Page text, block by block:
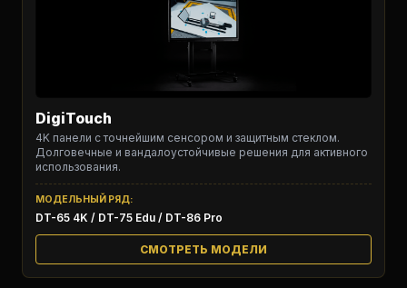
DigiTouch
4K панели с точнейшим сенсором и защитным стеклом.
Долговечные и вандалоустойчивые решения для активного
использования.
МОДЕЛЬНЫЙ РЯД:
DT-65 4K / DT-75 Edu / DT-86 Pro
СМОТРЕТЬ МОДЕЛИ